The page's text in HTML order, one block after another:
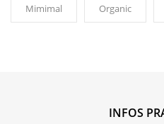
Mimimal Organic
INFOS